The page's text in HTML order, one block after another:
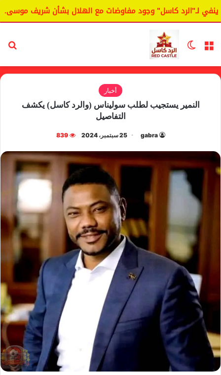
لـ"الرد كاسل" وجود مفاوضات مع الهلال بشأن شريف موسى.
القائمة الوضع المظلم
أخبار
النمير يستجيب لطلب سوليناس (والرد كاسل) يكشف
التفاصيل
gabra 25 سبتمبر، 2024 839